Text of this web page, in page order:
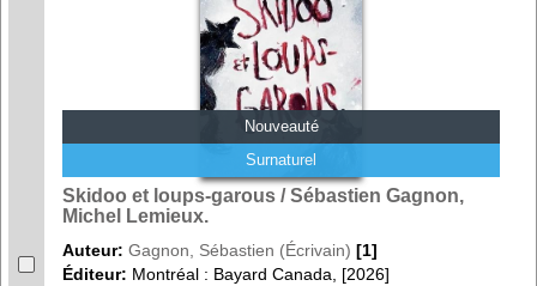
Nouveauté
Surnaturel
Skidoo et loups-garous / Sébastien Gagnon,
Michel Lemieux.
Auteur: Gagnon, Sébastien (Écrivain) [1]
Éditeur: Montréal : Bayard Canada, [2026]